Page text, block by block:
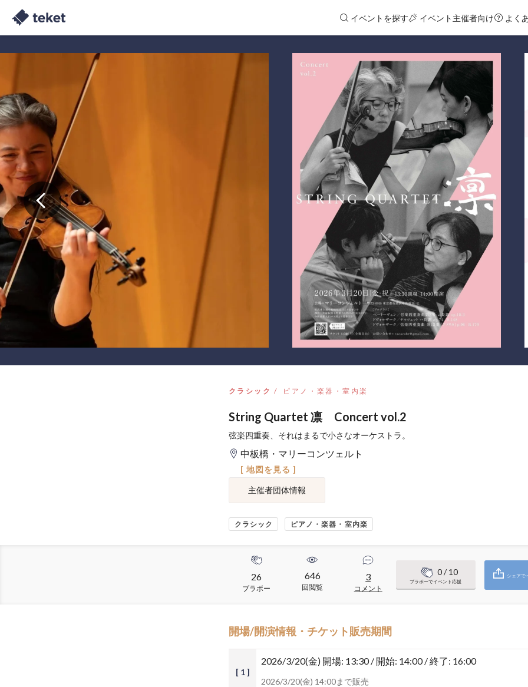
イベントを探す イベント主催者向け よく
クラシック ピアノ・楽器・室内楽
String Quartet 凛 Concert vol.2
弦楽四重奏、それはまるで小さなオーケストラ。
中板橋・マリーコンツェルト
[ 地図を見る ]
主催者団体情報
クラシック ピアノ・楽器・室内楽
26
ブラボー
646
回閲覧
3
コメント
0/ 10
ブラボーでイベント応援
シェアで
開場/開演情報・チケット販売期間
[ 1 ]
2026/3/20(金) 開場: 13:30 / 開始: 14:00 / 終了: 16:00
2026/3/20(金) 14:00まで販売